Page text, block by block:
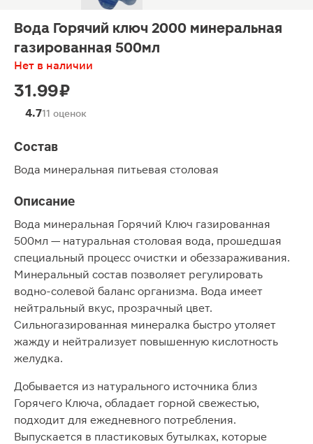
Вода Горячий ключ 2000 минеральная
газированная 500мл
Нет в наличии
31.99 ₽
4.711 оценок
Состав
Вода минеральная питьевая столовая
Описание
Вода минеральная Горячий Ключ газированная
500мл — натуральная столовая вода, прошедшая
специальный процесс очистки и обеззараживания.
Минеральный состав позволяет регулировать
водно-солевой баланс организма. Вода имеет
нейтральный вкус, прозрачный цвет.
Сильногазированная минералка быстро утоляет
жажду и нейтрализует повышенную кислотность
желудка.
Добывается из натурального источника близ
Горячего Ключа, обладает горной свежестью,
подходит для ежедневного потребления.
Выпускается в пластиковых бутылках, которые